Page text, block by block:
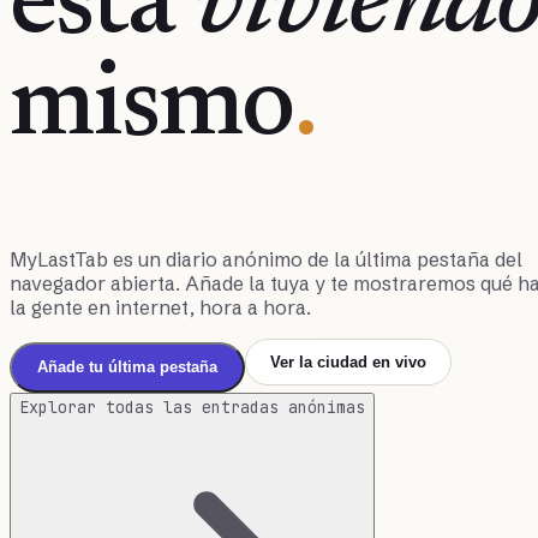
mismo.
MyLastTab es un diario anónimo de la última pestaña del
navegador abierta. Añade la tuya y te mostraremos qué
la gente en internet, hora a hora.
Añade tu última pestaña Ver la ciudad en vivo
Explorar todas las entradas anónimas